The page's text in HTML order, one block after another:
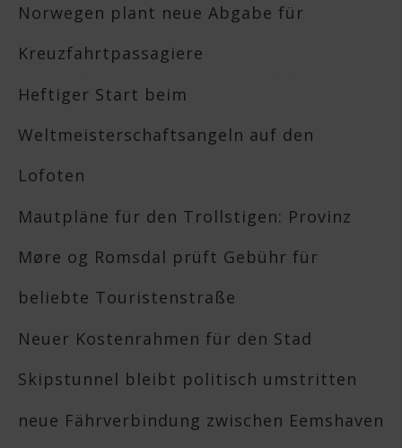
Norwegen plant neue Abgabe für
Kreuzfahrtpassagiere
Heftiger Start beim
Weltmeisterschaftsangeln auf den
Lofoten
Mautpläne für den Trollstigen: Provinz
Møre og Romsdal prüft Gebühr für
beliebte Touristenstraße
Neuer Kostenrahmen für den Stad
Skipstunnel bleibt politisch umstritten
neue Fährverbindung zwischen Eemshaven